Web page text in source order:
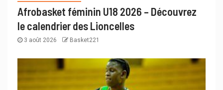
Afrobasket féminin U18 2026 – Découvrez
le calendrier des Lioncelles
3 août 2026 Basket221